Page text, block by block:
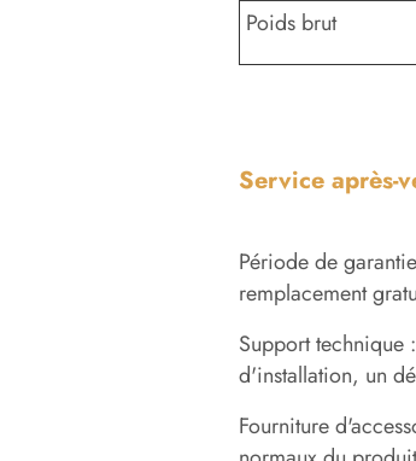
Poids brut
Service après-
Période de
remplacement
Support technique
d'installation, un
Fourniture